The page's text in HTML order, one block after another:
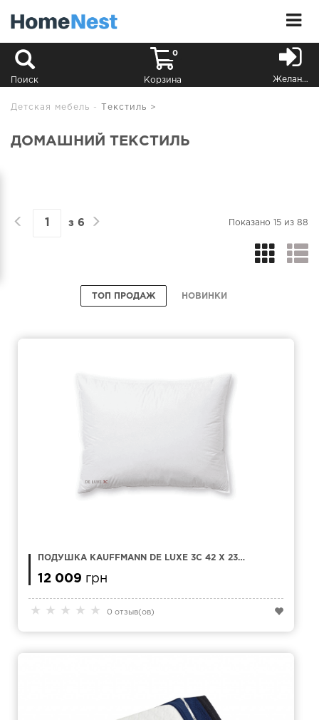
Поиск
0
Корзина Желания
Детская мебель Текстиль >
ДОМАШНИЙ ТЕКСТИЛЬ
з 6 Показано 15 из 88
ТОП ПРОДАЖ НОВИНКИ
★ ★ ★ ★ ★ 0 отзыв(ов)
ПОДУШКА KAUFFMANN DE LUXE 3C 42 X 23
12 009 грн